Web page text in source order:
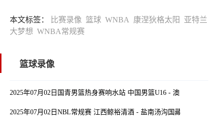
本文标签： 比赛录像 篮球 WNBA 康涅狄格太阳
亚特兰
大梦想 WNBA常规赛
篮球录像
2025年07月02日国青男篮热身赛响水站 中国男篮U16 - 澳大利亚U16
2025年07月02日NBL常规赛 江西鲸裕清酒 - 盐南汤沟国藏 全场录像